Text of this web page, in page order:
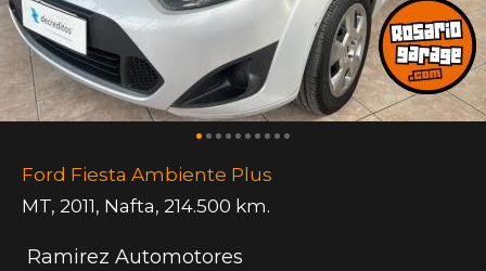
Ford Fiesta Ambiente Plus
MT, 2011, Nafta, 214.500 km.
Ramirez Automotores